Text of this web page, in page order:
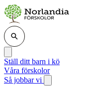
Ställ ditt barn i kö
Våra förskolor
Så jobbar vi